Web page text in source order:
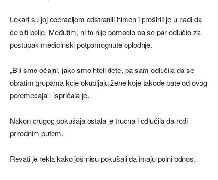
Lekari su joj operacijom odstranili himen i proširili je u nadi da
će biti bolje. Međutim, ni to nije pomoglo pa se par odlučio za
postupak medicinski potpomognute oplodnje.
„Bili smo očajni, jako smo hteli dete, pa sam odlučila da se
obratim grupama koje okupljaju žene koje takođe pate od ovog
poremećaja“, ispričala je.
Nakon drugog pokušaja ostala je trudna i odlučila da rodi
prirodnim putem.
Revati je rekla kako još nisu pokušali da imaju polni odnos.